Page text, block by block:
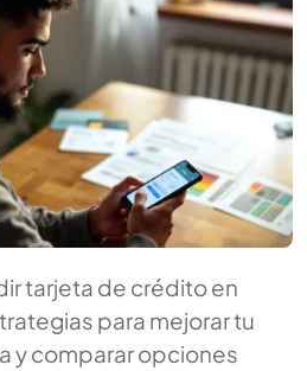
tarjeta de crédito en
para mejorar tu
y comparar opciones